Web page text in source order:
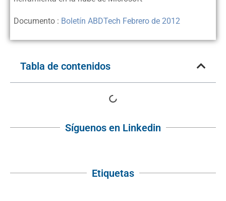
Documento : Boletín ABDTech Febrero de 2012
Tabla de contenidos
Síguenos en Linkedin
Etiquetas